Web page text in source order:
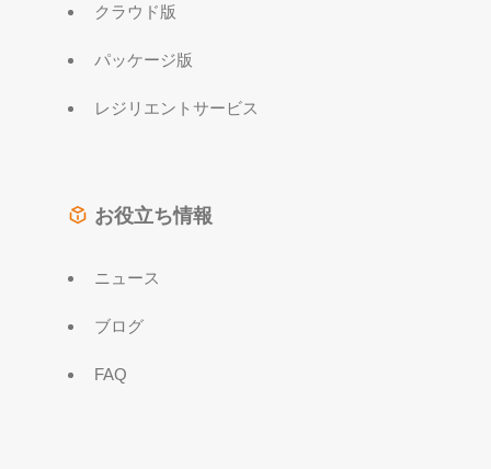
クラウド版
パッケージ版
レジリエントサービス
お役立ち情報
ニュース
ブログ
FAQ